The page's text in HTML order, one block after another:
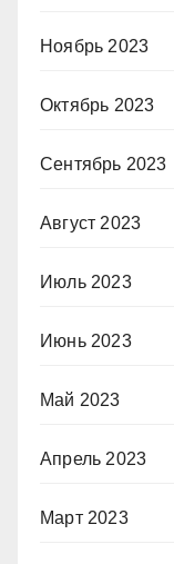
Ноябрь 2023
Октябрь 2023
Сентябрь 2023
Август 2023
Июль 2023
Июнь 2023
Май 2023
Апрель 2023
Март 2023